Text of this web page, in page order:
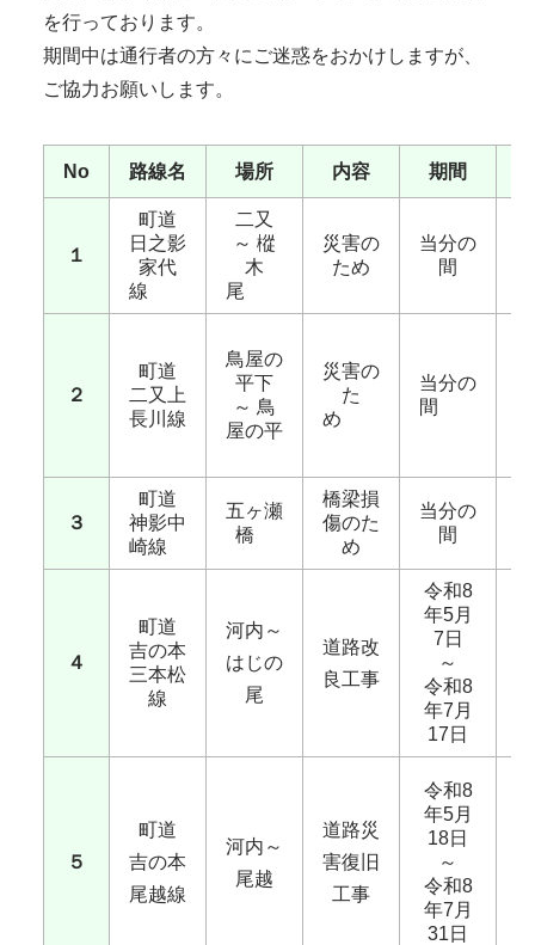
を行っております。
期間中は通行者の方々にご迷惑をおかけしますが、
ご協力お願いします。
No 路線名 場所 内容 期間
１
町道
日之影
家代
線
二又
～ 樅
木
尾
災害の
ため
当分の
間
２
町道
二又上
長川線
鳥屋の
平下
～ 鳥
屋の平
災害の
た
め
当分の
間
３
町道
神影中
崎線
五ヶ瀬
橋
橋梁損
傷のた
め
当分の
間
４
町道
吉の本
三本松
線
河内～
はじの
尾
道路改
良工事
令和8
年5月
7日
～
令和8
年7月
17日
５
町道
吉の本
尾越線
河内～
尾越
道路災
害復旧
工事
令和8
年5月
18日
～
令和8
年7月
31日